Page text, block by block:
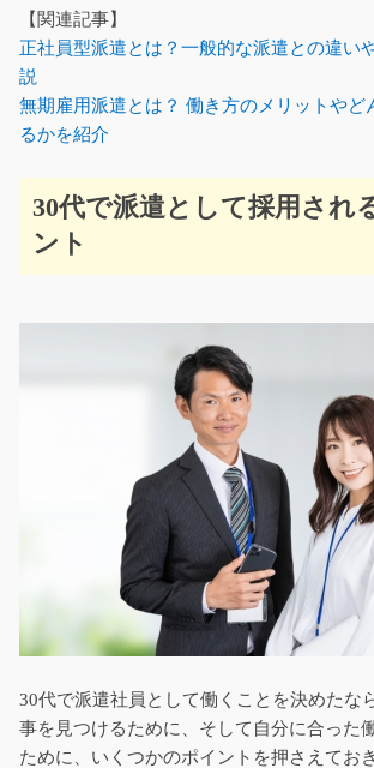
【関連記事】
正社員型派遣とは？一般的な派遣との違い
説
無期雇用派遣とは？ 働き方のメリットやど
るかを紹介
30代で派遣として採用され
ント
30代で派遣社員として働くことを決めたな
事を見つけるために、そして自分に合った
ために、いくつかのポイントを押さえてお